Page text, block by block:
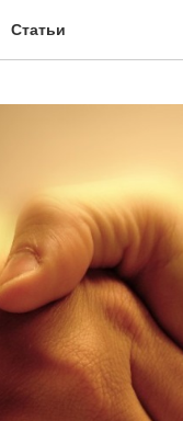
Статьи